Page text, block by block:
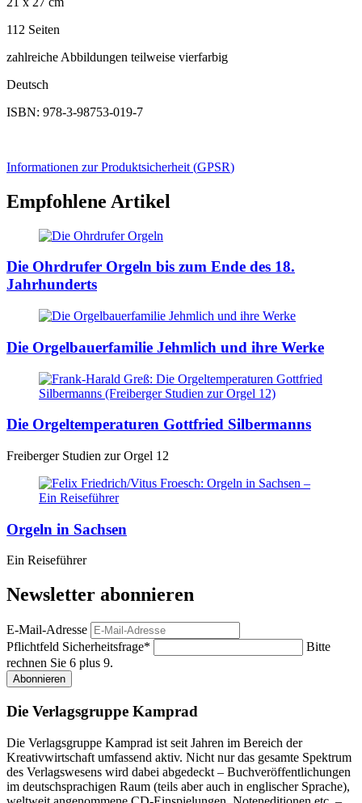
112 Seiten
zahlreiche Abbildungen teilweise vierfarbig
Deutsch
ISBN: 978-3-98753-019-7
Informationen zur Produktsicherheit (GPSR)
Empfohlene Artikel
Die Ohrdrufer Orgeln bis zum Ende des 18.
Jahrhunderts
Die Orgelbauerfamilie Jehmlich und ihre Werke
Die Orgeltemperaturen Gottfried Silbermanns
Freiberger Studien zur Orgel 12
Orgeln in Sachsen
Ein Reiseführer
Newsletter abonnieren
E-Mail-Adresse
Pflichtfeld Sicherheitsfrage*
Bitte
rechnen Sie 6 plus 9.
Abonnieren
Die Verlagsgruppe Kamprad
Die Verlagsgruppe Kamprad ist seit Jahren im Bereich der
Kreativwirtschaft umfassend aktiv. Nicht nur das gesamte Spektrum
des Verlagswesens wird dabei abgedeckt – Buchveröffentlichungen
im deutschsprachigen Raum (teils aber auch in englischer Sprache),